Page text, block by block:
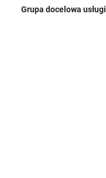
Grupa docelowa usługi